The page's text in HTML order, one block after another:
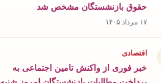
حقوق بازنشستگان مشخص شد
۱۷ مرداد ۱۴۰۵
اقتصادی
خبر فوری از واکنش تامین اجتماعی به